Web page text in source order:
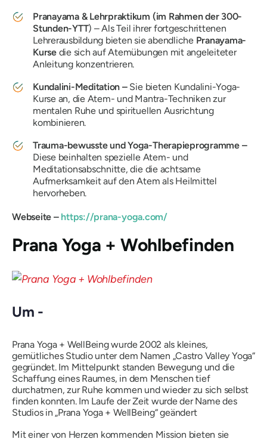
Pranayama & Lehrpraktikum (im Rahmen der 300-
Stunden-YTT) – Als Teil ihrer fortgeschrittenen
Lehrerausbildung bieten sie abendliche Pranayama-
Kursedie sich auf Atemübungen mit angeleiteter
Anleitung konzentrieren.
Kundalini-Meditation – Sie bieten Kundalini-Yoga-
Kurse an, die Atem- und Mantra-Techniken zur
mentalen Ruhe und spirituellen Ausrichtung
kombinieren.
Trauma-bewusste und Yoga-Therapieprogramme –
Diese beinhalten spezielle Atem- und
Meditationsabschnitte, die die achtsame
Aufmerksamkeit auf den Atem als Heilmittel
hervorheben.
Webseite –https://prana-yoga.com/
Prana Yoga + Wohlbefinden
Um -
Prana Yoga + WellBeing wurde 2002 als kleines,
gemütliches Studio unter dem Namen „Castro Valley Yoga“
gegründet. Im Mittelpunkt standen Bewegung und die
Schaffung eines Raumes, in dem Menschen tief
durchatmen, zur Ruhe kommen und wieder zu sich selbst
finden konnten. Im Laufe der Zeit wurde der Name des
Studios in „Prana Yoga + WellBeing“ geändert
Mit einer von Herzen kommenden Mission bieten sie